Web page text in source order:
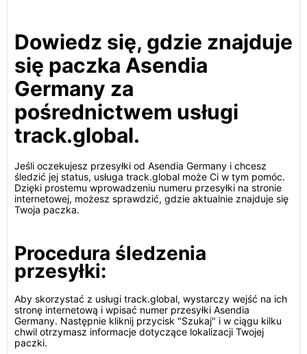
Dowiedz się, gdzie znajduje
się paczka Asendia
Germany za
pośrednictwem usługi
track.global.
Jeśli oczekujesz przesyłki od Asendia Germany i chcesz
śledzić jej status, usługa track.global może Ci w tym pomóc.
Dzięki prostemu wprowadzeniu numeru przesyłki na stronie
internetowej, możesz sprawdzić, gdzie aktualnie znajduje się
Twoja paczka.
Procedura śledzenia
przesyłki:
Aby skorzystać z usługi track.global, wystarczy wejść na ich
stronę internetową i wpisać numer przesyłki Asendia
Germany. Następnie kliknij przycisk "Szukaj" i w ciągu kilku
chwil otrzymasz informacje dotyczące lokalizacji Twojej
paczki.